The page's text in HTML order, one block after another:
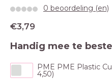
0 beoordeling (en)
€3,79
Handig mee te
PME PME Plastic
4,50)